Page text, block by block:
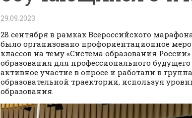
29.09.2023
28 сентября в рамках Всероссийского
было организовано профориентационное
классов на тему «Система образования
образования для профессионального
активное участие в опросе и работали в
образовательной траектории, используя
образования.